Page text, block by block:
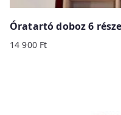
Óratartó doboz 6
14 900 Ft